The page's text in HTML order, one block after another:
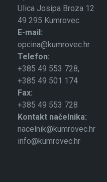
Ulica Josipa Broza 12
49 295 Kumrovec
E-mail:
opcina@kumrovec.hr
Telefon:
+385 49 553 728,
+385 49 501 174
Fax:
+385 49 553 728
Kontakt načelnika:
nacelnik@kumrovec.hr
info@kumrovec.hr